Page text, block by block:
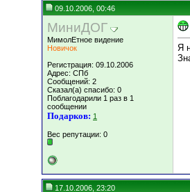
09.10.2006, 00:46
МиниДОГ
МимолЕтное видение
Новичок
Регистрация: 09.10.2006
Адрес: СПб
Сообщений: 2
Сказал(а) спасибо: 0
Поблагодарили 1 раз в 1
сообщении
Подарков: 1
Вес репутации: 0
Я
17.10.2006, 23:20